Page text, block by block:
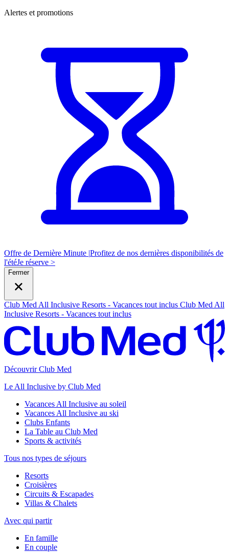
Alertes et promotions
Offre de Dernière Minute |Profitez de nos dernières disponibilités de
l'étéJe réserve >
Fermer
Club Med All Inclusive Resorts - Vacances tout inclus Club Med All
Inclusive Resorts - Vacances tout inclus
Découvrir Club Med
Le All Inclusive by Club Med
Vacances All Inclusive au soleil
Vacances All Inclusive au ski
Clubs Enfants
La Table au Club Med
Sports & activités
Tous nos types de séjours
Resorts
Croisières
Circuits & Escapades
Villas & Chalets
Avec qui partir
En famille
En couple